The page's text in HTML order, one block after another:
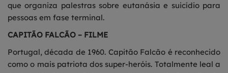
que organiza palestras sobre eutanásia e suicídio para
pessoas em fase terminal.
CAPITÃO FALCÃO – FILME
Portugal, década de 1960. Capitão Falcão é reconhecido
como o mais patriota dos super-heróis. Totalmente leal a